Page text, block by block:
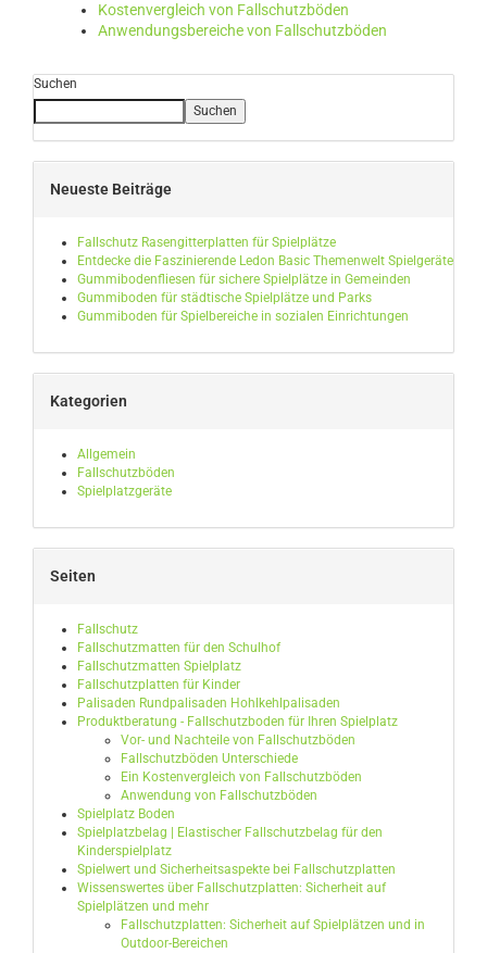
Kostenvergleich von Fallschutzböden
Anwendungsbereiche von Fallschutzböden
Suchen
Suchen
Neueste Beiträge
Fallschutz Rasengitterplatten für Spielplätze
Entdecke die Faszinierende Ledon Basic Themenwelt Spielgeräte
Gummibodenfliesen für sichere Spielplätze in Gemeinden
Gummiboden für städtische Spielplätze und Parks
Gummiboden für Spielbereiche in sozialen Einrichtungen
Kategorien
Allgemein
Fallschutzböden
Spielplatzgeräte
Seiten
Fallschutz
Fallschutzmatten für den Schulhof
Fallschutzmatten Spielplatz
Fallschutzplatten für Kinder
Palisaden Rundpalisaden Hohlkehlpalisaden
Produktberatung - Fallschutzboden für Ihren Spielplatz
Vor- und Nachteile von Fallschutzböden
Fallschutzböden Unterschiede
Ein Kostenvergleich von Fallschutzböden
Anwendung von Fallschutzböden
Spielplatz Boden
Spielplatzbelag | Elastischer Fallschutzbelag für den
Kinderspielplatz
Spielwert und Sicherheitsaspekte bei Fallschutzplatten
Wissenswertes über Fallschutzplatten: Sicherheit auf
Spielplätzen und mehr
Fallschutzplatten: Sicherheit auf Spielplätzen und in
Outdoor-Bereichen